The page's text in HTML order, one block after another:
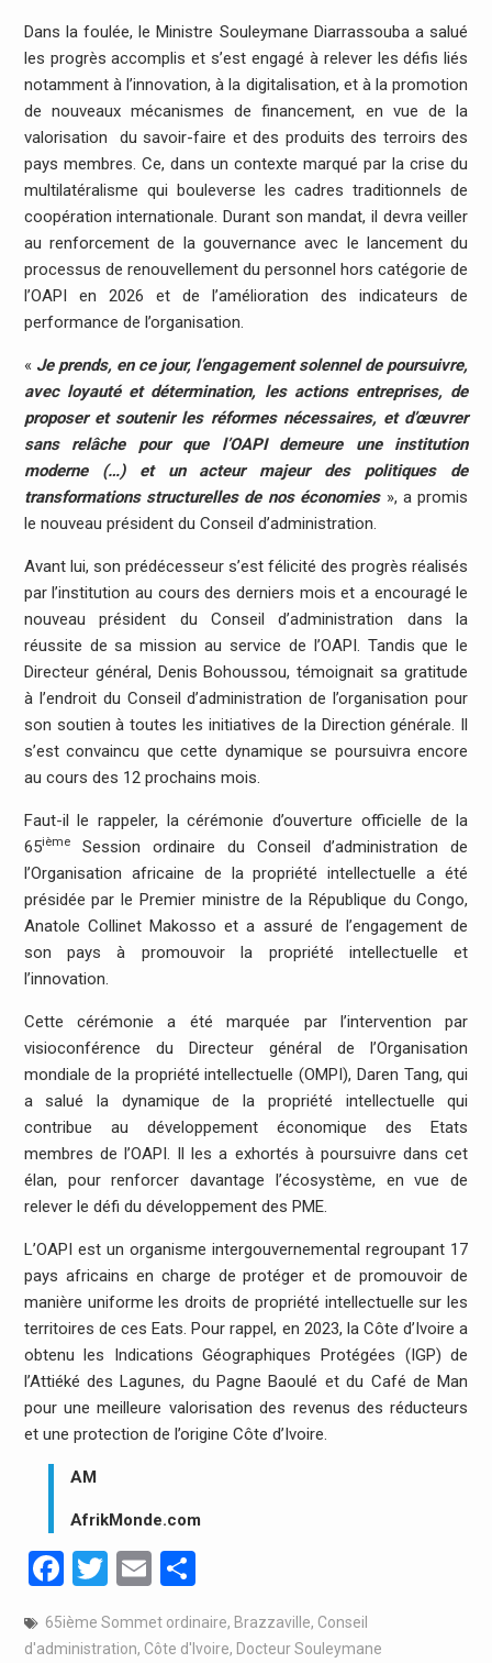
Dans la foulée, le Ministre Souleymane Diarrassouba a salué
les progrès accomplis et s’est engagé à relever les défis liés
notamment à l’innovation, à la digitalisation, et à la promotion
de nouveaux mécanismes de financement, en vue de la
valorisation du savoir-faire et des produits des terroirs des
pays membres. Ce, dans un contexte marqué par la crise du
multilatéralisme qui bouleverse les cadres traditionnels de
coopération internationale. Durant son mandat, il devra veiller
au renforcement de la gouvernance avec le lancement du
processus de renouvellement du personnel hors catégorie de
l’OAPI en 2026 et de l’amélioration des indicateurs de
performance de l’organisation.
« Je prends, en ce jour, l’engagement solennel de poursuivre,
avec loyauté et détermination, les actions entreprises, de
proposer et soutenir les réformes nécessaires, et d’œuvrer
sans relâche pour que l’OAPI demeure une institution
moderne (…) et un acteur majeur des politiques de
transformations structurelles de nos économies», a promis
le nouveau président du Conseil d’administration.
Avant lui, son prédécesseur s’est félicité des progrès réalisés
par l’institution au cours des derniers mois et a encouragé le
nouveau président du Conseil d’administration dans la
réussite de sa mission au service de l’OAPI. Tandis que le
Directeur général, Denis Bohoussou, témoignait sa gratitude
à l’endroit du Conseil d’administration de l’organisation pour
son soutien à toutes les initiatives de la Direction générale. Il
s’est convaincu que cette dynamique se poursuivra encore
au cours des 12 prochains mois.
Faut-il le rappeler, la cérémonie d’ouverture officielle de la
65ièmeSession ordinaire du Conseil d’administration de
l’Organisation africaine de la propriété intellectuelle a été
présidée par le Premier ministre de la République du Congo,
Anatole Collinet Makosso et a assuré de l’engagement de
son pays à promouvoir la propriété intellectuelle et
l’innovation.
Cette cérémonie a été marquée par l’intervention par
visioconférence du Directeur général de l’Organisation
mondiale de la propriété intellectuelle (OMPI), Daren Tang, qui
a salué la dynamique de la propriété intellectuelle qui
contribue au développement économique des Etats
membres de l’OAPI. Il les a exhortés à poursuivre dans cet
élan, pour renforcer davantage l’écosystème, en vue de
relever le défi du développement des PME.
L’OAPI est un organisme intergouvernemental regroupant 17
pays africains en charge de protéger et de promouvoir de
manière uniforme les droits de propriété intellectuelle sur les
territoires de ces Eats. Pour rappel, en 2023, la Côte d’Ivoire a
obtenu les Indications Géographiques Protégées (IGP) de
l’Attiéké des Lagunes, du Pagne Baoulé et du Café de Man
pour une meilleure valorisation des revenus des réducteurs
et une protection de l’origine Côte d’Ivoire.
AM
AfrikMonde.com
Facebook
Twitter
EmailPartager
65ième Sommet ordinaire, Brazzaville, Conseil
d'administration, Côte d'Ivoire, Docteur Souleymane